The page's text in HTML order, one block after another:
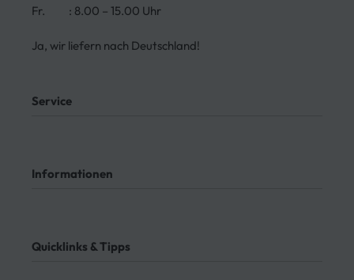
Fr. : 8.00 – 15.00 Uhr
Ja, wir liefern nach Deutschland!
Service
Meine Bestellungen
Informationen
Impressum
Quicklinks & Tipps